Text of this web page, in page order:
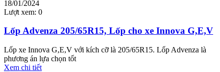
18/01/2024
Lượt xem: 0
Lốp Advenza 205/65R15, Lốp cho xe Innova G,E,V
Lốp xe Innova G,E,V với kích cỡ là 205/65R15. Lốp Advenza là
phương án lựa chọn tốt
Xem chi tiết